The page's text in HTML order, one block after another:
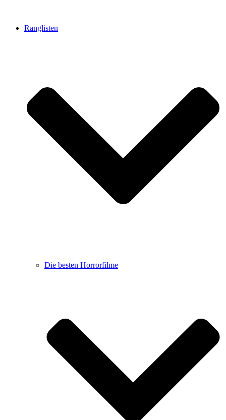
Ranglisten
Die besten Horrorfilme